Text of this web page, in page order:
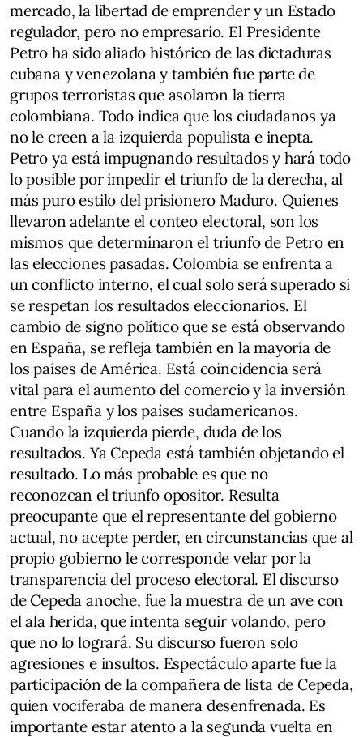
mercado, la libertad de emprender y un Estado
regulador, pero no empresario. El Presidente
Petro ha sido aliado histórico de las dictaduras
cubana y venezolana y también fue parte de
grupos terroristas que asolaron la tierra
colombiana. Todo indica que los ciudadanos ya
no le creen a la izquierda populista e inepta.
Petro ya está impugnando resultados y hará todo
lo posible por impedir el triunfo de la derecha, al
más puro estilo del prisionero Maduro. Quienes
llevaron adelante el conteo electoral, son los
mismos que determinaron el triunfo de Petro en
las elecciones pasadas. Colombia se enfrenta a
un conflicto interno, el cual solo será superado si
se respetan los resultados eleccionarios. El
cambio de signo político que se está observando
en España, se refleja también en la mayoría de
los países de América. Está coincidencia será
vital para el aumento del comercio y la inversión
entre España y los países sudamericanos.
Cuando la izquierda pierde, duda de los
resultados. Ya Cepeda está también objetando el
resultado. Lo más probable es que no
reconozcan el triunfo opositor. Resulta
preocupante que el representante del gobierno
actual, no acepte perder, en circunstancias que al
propio gobierno le corresponde velar por la
transparencia del proceso electoral. El discurso
de Cepeda anoche, fue la muestra de un ave con
el ala herida, que intenta seguir volando, pero
que no lo logrará. Su discurso fueron solo
agresiones e insultos. Espectáculo aparte fue la
participación de la compañera de lista de Cepeda,
quien vociferaba de manera desenfrenada. Es
importante estar atento a la segunda vuelta en